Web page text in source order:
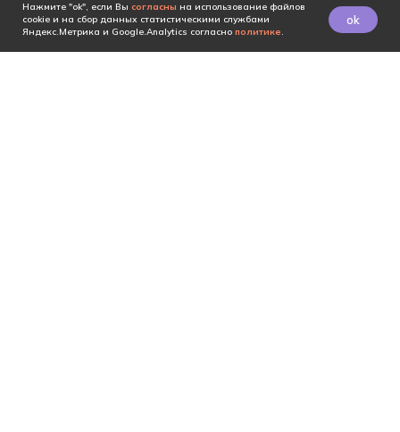
Нажмите "ok", если Вы согласны на использование файлов
cookie и на сбор данных статистическими службами
Яндекс.Метрика и Google.Analytics согласно политике.
ok